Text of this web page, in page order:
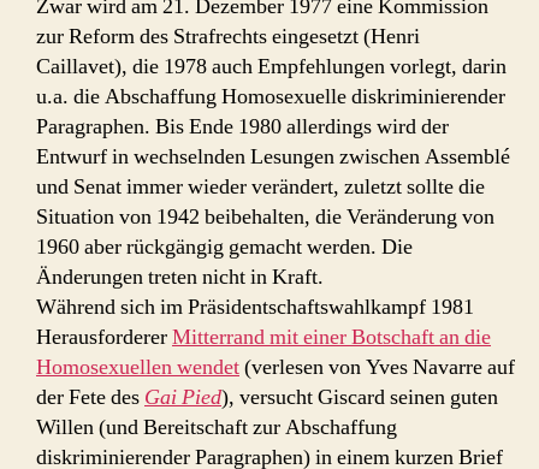
Zwar wird am 21. Dezember 1977 eine Kommission
zur Reform des Strafrechts eingesetzt (Henri
Caillavet), die 1978 auch Empfehlungen vorlegt, darin
u.a. die Abschaffung Homosexuelle diskriminierender
Paragraphen. Bis Ende 1980 allerdings wird der
Entwurf in wechselnden Lesungen zwischen Assemblé
und Senat immer wieder verändert, zuletzt sollte die
Situation von 1942 beibehalten, die Veränderung von
1960 aber rückgängig gemacht werden. Die
Änderungen treten nicht in Kraft.
Während sich im Präsidentschaftswahlkampf 1981
HerausfordererMitterrand mit einer Botschaft an die
Homosexuellen wendet(verlesen von Yves Navarre auf
der Fete des Gai Pied), versucht Giscard seinen guten
Willen (und Bereitschaft zur Abschaffung
diskriminierender Paragraphen) in einem kurzen Brief